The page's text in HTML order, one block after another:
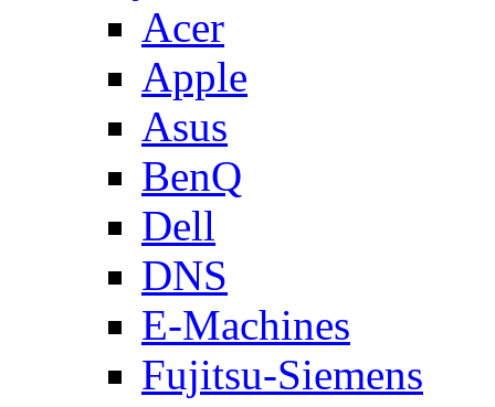
Acer
Apple
Asus
BenQ
Dell
DNS
E-Machines
Fujitsu-Siemens